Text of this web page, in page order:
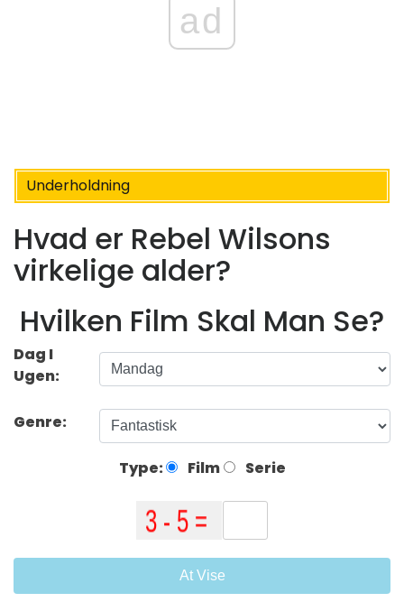
ad
Underholdning
Hvad er Rebel Wilsons
virkelige alder?
Hvilken Film Skal Man Se?
Dag I
Ugen:
Genre:
Type: Film Serie
At Vise